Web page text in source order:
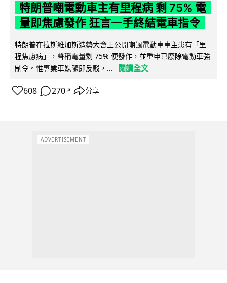
特朗普嘲電動車主有里程病 剩 75% 電
量即焦慮發作 狂言一手終結電車指令
特朗普在拉斯維加斯造勢大會上公開嘲諷電動車車主患有「里
程焦慮病」，聲稱電量剩 75% 便發作，並重申已廢除電動車強
制令。惟專業車媒隨即反駁，...
閱讀全文
608 270 ↗ 分享
ADVERTISEMENT